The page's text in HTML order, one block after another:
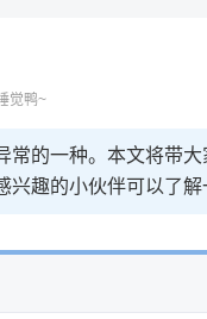
觉鸭~
的一种。本文将带
兴趣的小伙伴可以了解